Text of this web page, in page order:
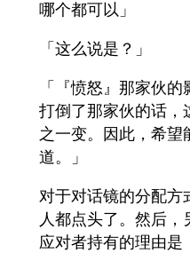
哪个都可以」
「这么说是？」
「『愤怒』那家伙的
打倒了那家伙的话，
之一变。因此，希望
道。」
对于对话镜的分配方
人都点头了。然后
应对者持有的理由是